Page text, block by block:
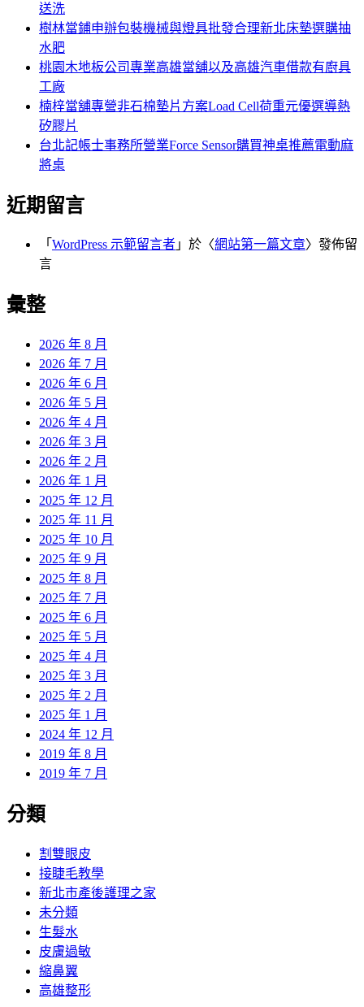
送洗
樹林當鋪申辦包裝機械與燈具批發合理新北床墊選購抽
水肥
桃園木地板公司專業高雄當舖以及高雄汽車借款有廚具
工廠
楠梓當舖專營非石棉墊片方案Load Cell荷重元優選導熱
矽膠片
台北記帳士事務所營業Force Sensor購買神桌推薦電動麻
將桌
近期留言
「 WordPress 示範留言者 」於〈網站第一篇文章〉發佈留
言
彙整
2026 年 8 月
2026 年 7 月
2026 年 6 月
2026 年 5 月
2026 年 4 月
2026 年 3 月
2026 年 2 月
2026 年 1 月
2025 年 12 月
2025 年 11 月
2025 年 10 月
2025 年 9 月
2025 年 8 月
2025 年 7 月
2025 年 6 月
2025 年 5 月
2025 年 4 月
2025 年 3 月
2025 年 2 月
2025 年 1 月
2024 年 12 月
2019 年 8 月
2019 年 7 月
分類
割雙眼皮
接睫毛教學
新北市產後護理之家
未分類
生髮水
皮膚過敏
縮鼻翼
高雄整形